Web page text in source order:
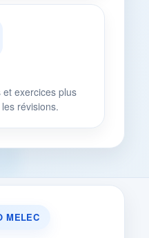
exercices plus
révisions.
MELEC